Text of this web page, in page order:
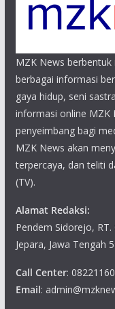
MZK News
berbagai informasi
gaya hidup, seni
informasi online MZK
penyeimbang bagi
MZK News akan
terpercaya, dan teliti
(TV).
Alamat Redaksi:
Pendem Sidorejo,
Jepara, Jawa Tengah
Call Center:
Email: